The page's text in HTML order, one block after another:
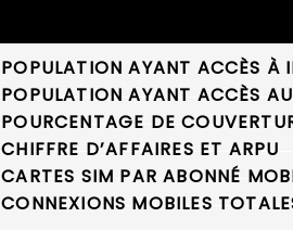
POPULATION AYANT ACCÈS À
POPULATION AYANT ACCÈS
POURCENTAGE DE
CHIFFRE D’AFFAIRES ET ARPU
CARTES SIM PAR ABONNÉ
CONNEXIONS MOBILES